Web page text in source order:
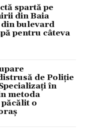
spartă pe
din Baia
bulevard
pentru câteva
de Poliție
în
metoda
o